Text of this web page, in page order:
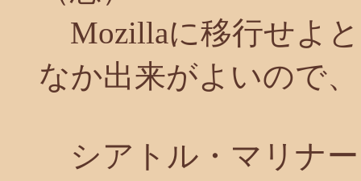
Mozillaに移行せよ
なか出来がよいので
シアトル・マリナ